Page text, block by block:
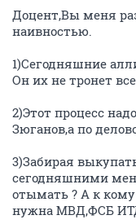
Доцент,Вы меня
наивностью.
1)Сегодняшние
Он их не тронет
2)Этот процесс
Зюганов,а по
3)Забирая
сегодняшними
отымать ? А к
нужна МВД,ФСБ